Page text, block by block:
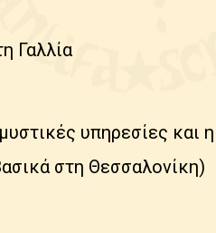
Γαλλία
υπηρεσίες και η
στη Θεσσαλονίκη)